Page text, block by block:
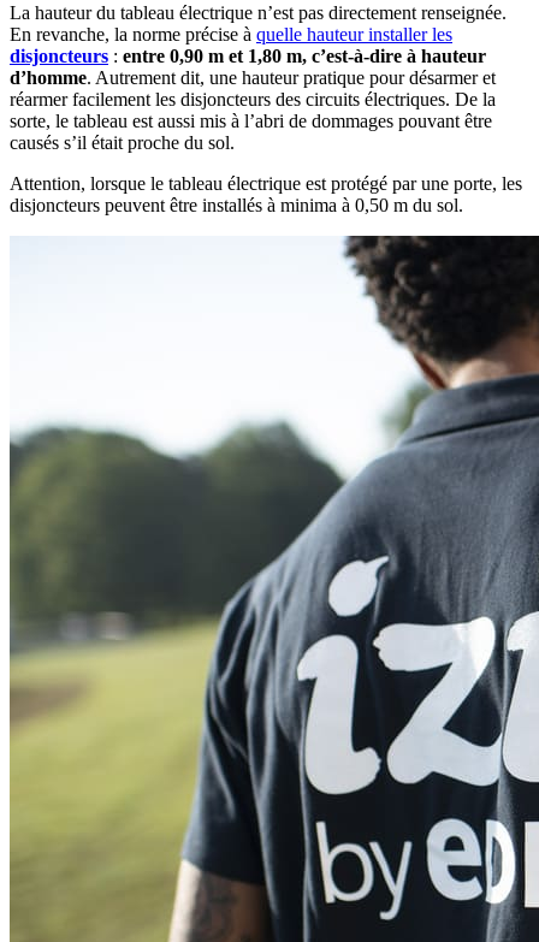
La hauteur du tableau électrique n’est pas directement renseignée.
En revanche, la norme précise à quelle hauteur installer les
disjoncteurs : entre 0,90 m et 1,80 m, c’est-à-dire à hauteur
d’homme. Autrement dit, une hauteur pratique pour désarmer et
réarmer facilement les disjoncteurs des circuits électriques. De la
sorte, le tableau est aussi mis à l’abri de dommages pouvant être
causés s’il était proche du sol.
Attention, lorsque le tableau électrique est protégé par une porte, les
disjoncteurs peuvent être installés à minima à 0,50 m du sol.